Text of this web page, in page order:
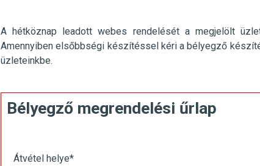
A hétköznap leadott webes rendelését a megjelölt
Amennyiben elsőbbségi készítéssel kéri a bélyegző
üzleteinkbe.
Bélyegző megrendelési űrlap
Átvétel helye*